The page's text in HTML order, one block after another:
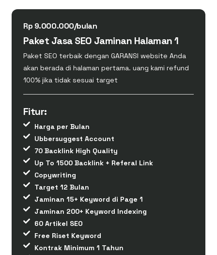
Rp 9.000.000/bulan
Paket Jasa SEO Jaminan Halaman 1
Paket SEO terbaik dengan GARANSI website Anda
akan berada di halaman pertama. uang kami refund
100% jika tidak sesuai target
Fitur:
Harga per Bulan
Ubbersuggest Account
70 Backlink High Quality
Up To 1500 Backlink + Referal Link
Copywriting
Target 12 Bulan
Jaminan 15+ Keyword di Page 1
Jaminan 200+ Keyword Indexing
60 Artikel SEO
Free Riset Keyword
Kontrak Minimum 1 Tahun